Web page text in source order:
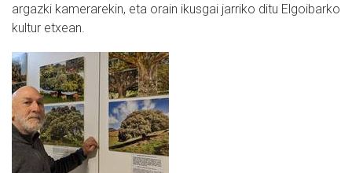
argazki kamerarekin, eta orain ikusgai jarriko ditu Elgoibarko
kultur etxean.